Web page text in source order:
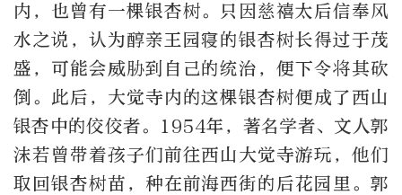
内，也曾有一棵银杏树。只因慈禧太后信奉风
水之说，认为醇亲王园寝的银杏树长得过于茂
盛，可能会威胁到自己的统治，便下令将其砍
倒。此后，大觉寺内的这棵银杏树便成了西山
银杏中的佼佼者。1954年，著名学者、文人郭
沫若曾带着孩子们前往西山大觉寺游玩，他们
取回银杏树苗，种在前海西街的后花园里。郭